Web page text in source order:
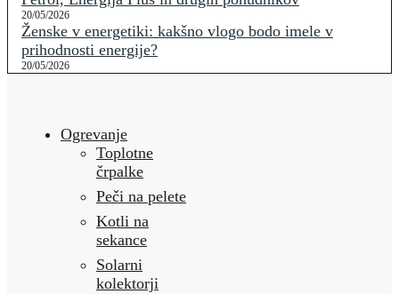
20/05/2026
Ženske v energetiki: kakšno vlogo bodo imele v
prihodnosti energije?
20/05/2026
Ogrevanje
Toplotne
črpalke
Peči na pelete
Kotli na
sekance
Solarni
kolektorji